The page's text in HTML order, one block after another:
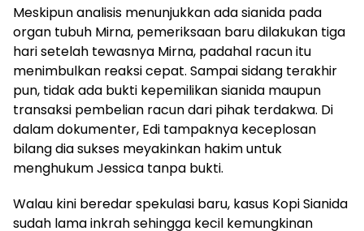
Meskipun analisis menunjukkan ada sianida pada
organ tubuh Mirna, pemeriksaan baru dilakukan tiga
hari setelah tewasnya Mirna, padahal racun itu
menimbulkan reaksi cepat. Sampai sidang terakhir
pun, tidak ada bukti kepemilikan sianida maupun
transaksi pembelian racun dari pihak terdakwa. Di
dalam dokumenter, Edi tampaknya keceplosan
bilang dia sukses meyakinkan hakim untuk
menghukum Jessica tanpa bukti.
Walau kini beredar spekulasi baru, kasus Kopi Sianida
sudah lama inkrah sehingga kecil kemungkinan